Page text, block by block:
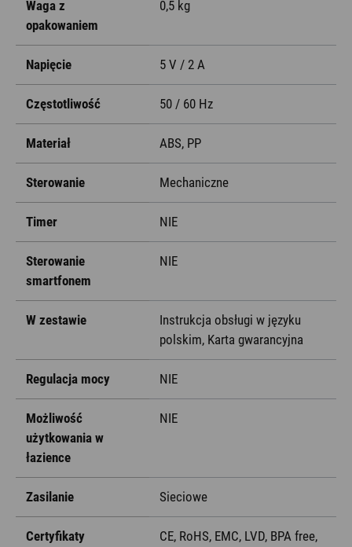
Waga z
opakowaniem
0,5 kg
Napięcie 5 V / 2 A
Częstotliwość 50 / 60 Hz
Materiał ABS, PP
Sterowanie Mechaniczne
Timer NIE
Sterowanie
smartfonem
NIE
W zestawie
Instrukcja obsługi w języku
polskim, Karta gwarancyjna
Regulacja mocy NIE
Możliwość
użytkowania w
łazience
NIE
Zasilanie Sieciowe
Certyfikaty
CE, RoHS, EMC, LVD, BPA free,